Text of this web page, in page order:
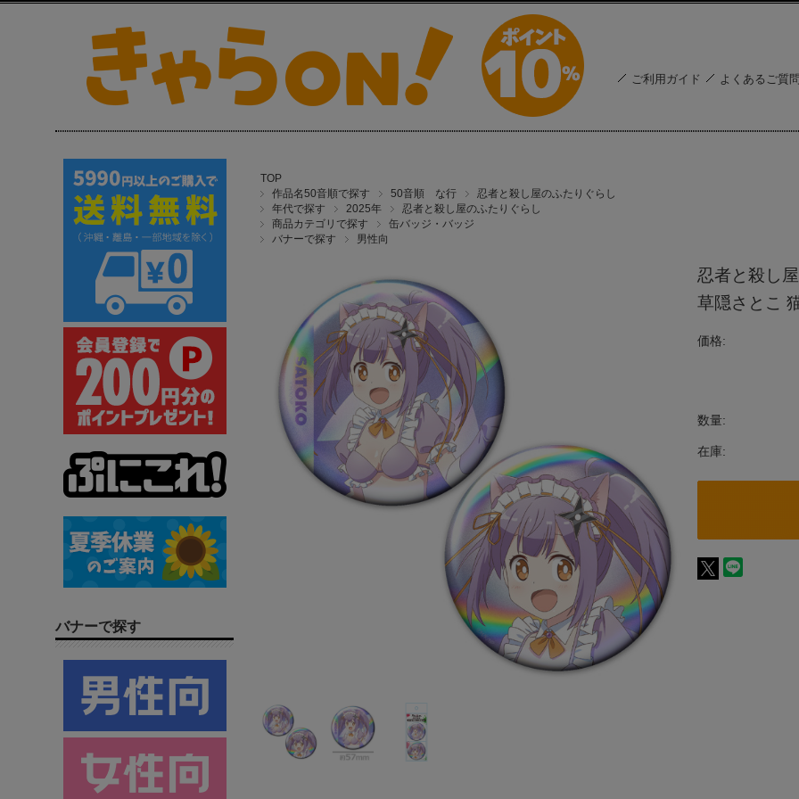
ご利用ガイド よくあるご質
TOP
作品名50音順で探す
50音順 な行
忍者と殺し屋のふたりぐらし
年代で探す
2025年
忍者と殺し屋のふたりぐらし
商品カテゴリで探す
缶バッジ・バッジ
バナーで探す
男性向
忍者と殺し
草隠さとこ
価格:
数量:
在庫:
バナーで探す